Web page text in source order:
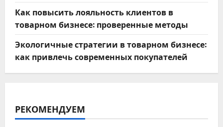
Как повысить лояльность клиентов в
товарном бизнесе: проверенные методы
Экологичные стратегии в товарном бизнесе:
как привлечь современных покупателей
РЕКОМЕНДУЕМ